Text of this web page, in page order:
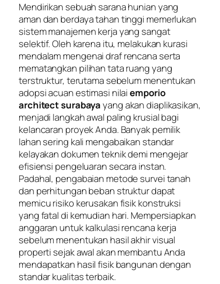
Mendirikan sebuah sarana hunian yang
aman dan berdaya tahan tinggi memerlukan
sistem manajemen kerja yang sangat
selektif. Oleh karena itu, melakukan kurasi
mendalam mengenai draf rencana serta
mematangkan pilihan tata ruang yang
terstruktur, terutama sebelum menentukan
adopsi acuan estimasi nilaiemporio
architect surabayayang akan diaplikasikan,
menjadi langkah awal paling krusial bagi
kelancaran proyek Anda. Banyak pemilik
lahan sering kali mengabaikan standar
kelayakan dokumen teknik demi mengejar
efisiensi pengeluaran secara instan.
Padahal, pengabaian metode survei tanah
dan perhitungan beban struktur dapat
memicu risiko kerusakan fisik konstruksi
yang fatal di kemudian hari. Mempersiapkan
anggaran untuk kalkulasi rencana kerja
sebelum menentukan hasil akhir visual
properti sejak awal akan membantu Anda
mendapatkan hasil fisik bangunan dengan
standar kualitas terbaik.